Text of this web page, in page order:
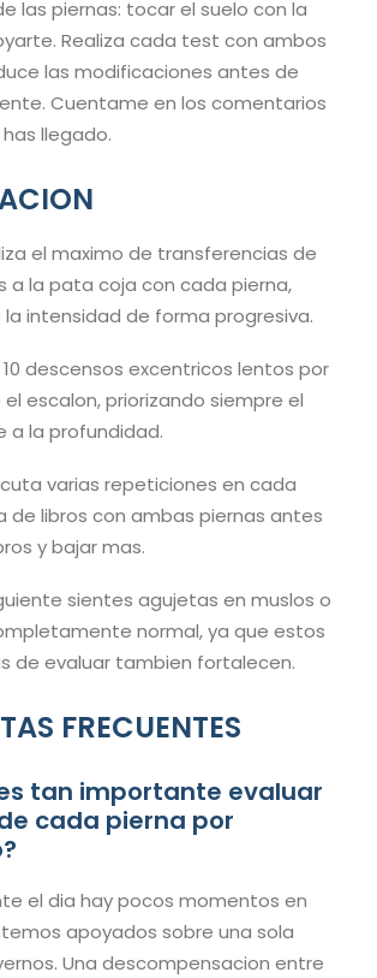
las piernas: tocar el suelo con la
Realiza cada test con ambos
las modificaciones antes de
Cuentame en los comentarios
llegado.
el maximo de transferencias de
a la pata coja con cada pierna,
intensidad de forma progresiva.
10 descensos excentricos lentos por
escalon, priorizando siempre el
a la profundidad.
varias repeticiones en cada
de libros con ambas piernas antes
y bajar mas.
sientes agujetas en muslos o
normal, ya que estos
de evaluar tambien fortalecen.
FRECUENTES
tan importante evaluar
cada pierna por
el dia hay pocos momentos en
apoyados sobre una sola
Una descompensacion entre